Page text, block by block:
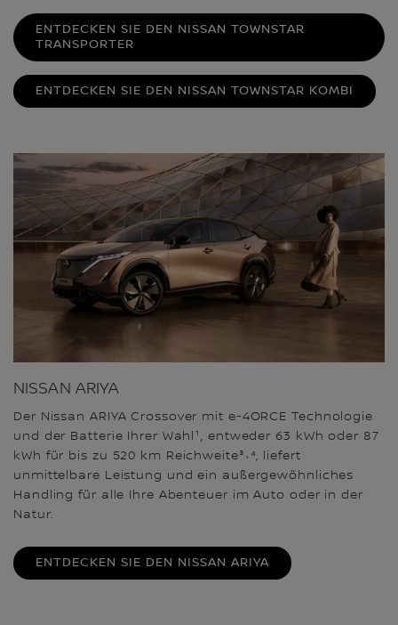
ENTDECKEN SIE DEN NISSAN TOWNSTAR
TRANSPORTER
ENTDECKEN SIE DEN NISSAN TOWNSTAR KOMBI
NISSAN ARIYA
Der Nissan ARIYA Crossover mit e-4ORCE Technologie
und der Batterie Ihrer Wahl¹, entweder 63 kWh oder 87
kWh für bis zu 520 km Reichweite³˒⁴, liefert
unmittelbare Leistung und ein außergewöhnliches
Handling für alle Ihre Abenteuer im Auto oder in der
Natur.
ENTDECKEN SIE DEN NISSAN ARIYA